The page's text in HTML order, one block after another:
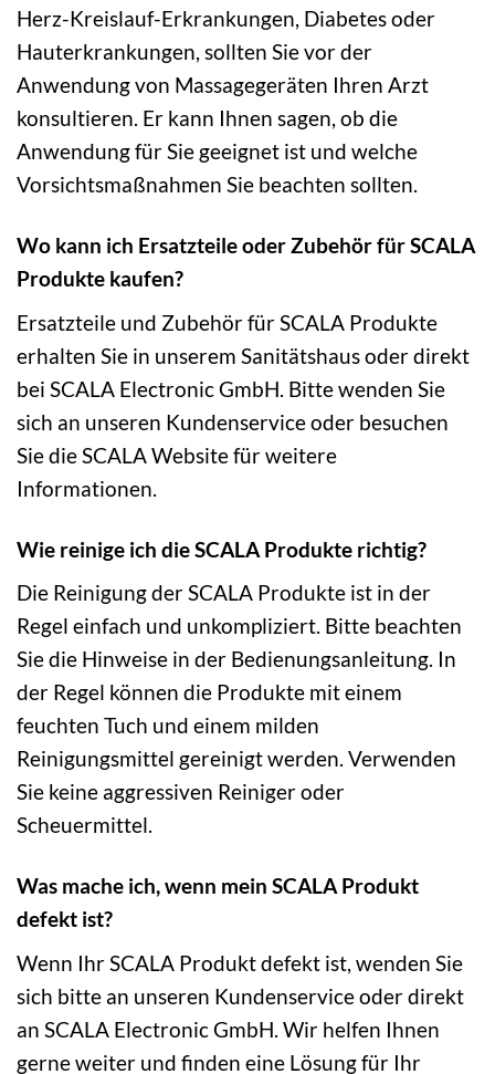
Herz-Kreislauf-Erkrankungen, Diabetes oder
Hauterkrankungen, sollten Sie vor der
Anwendung von Massagegeräten Ihren Arzt
konsultieren. Er kann Ihnen sagen, ob die
Anwendung für Sie geeignet ist und welche
Vorsichtsmaßnahmen Sie beachten sollten.
Wo kann ich Ersatzteile oder Zubehör für SCALA
Produkte kaufen?
Ersatzteile und Zubehör für SCALA Produkte
erhalten Sie in unserem Sanitätshaus oder direkt
bei SCALA Electronic GmbH. Bitte wenden Sie
sich an unseren Kundenservice oder besuchen
Sie die SCALA Website für weitere
Informationen.
Wie reinige ich die SCALA Produkte richtig?
Die Reinigung der SCALA Produkte ist in der
Regel einfach und unkompliziert. Bitte beachten
Sie die Hinweise in der Bedienungsanleitung. In
der Regel können die Produkte mit einem
feuchten Tuch und einem milden
Reinigungsmittel gereinigt werden. Verwenden
Sie keine aggressiven Reiniger oder
Scheuermittel.
Was mache ich, wenn mein SCALA Produkt
defekt ist?
Wenn Ihr SCALA Produkt defekt ist, wenden Sie
sich bitte an unseren Kundenservice oder direkt
an SCALA Electronic GmbH. Wir helfen Ihnen
gerne weiter und finden eine Lösung für Ihr